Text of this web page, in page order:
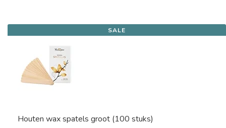
SALE
Houten wax spatels groot (100 stuks)